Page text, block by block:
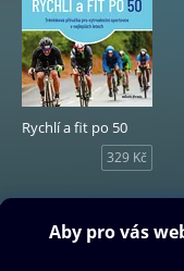
Rychlí a fit po 50
329 Kč
Obsah ke stažení